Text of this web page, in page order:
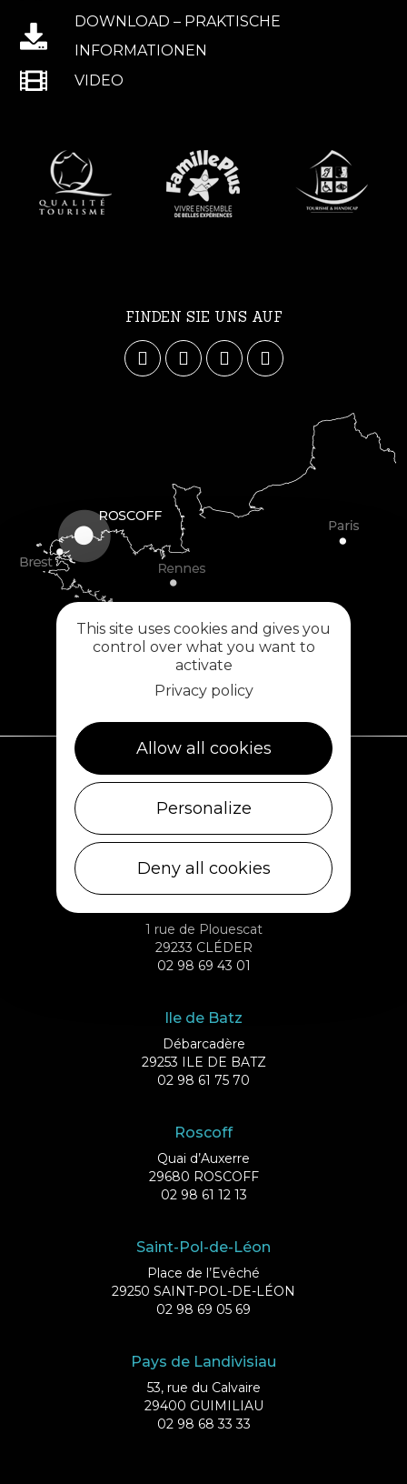
DOWNLOAD – PRAKTISCHE
INFORMATIONEN
VIDEO
FINDEN SIE UNS AUF
5, rue des Halles
29430 PLOUESCAT
1 rue de Plouescat
29233 CLÉDER
02 98 69 43 01
Ile de Batz
Débarcadère
29253 ILE DE BATZ
02 98 61 75 70
Roscoff
Quai d’Auxerre
29680 ROSCOFF
02 98 61 12 13
Saint-Pol-de-Léon
Place de l’Evêché
29250 SAINT-POL-DE-LÉON
02 98 69 05 69
Pays de Landivisiau
53, rue du Calvaire
29400 GUIMILIAU
02 98 68 33 33
This site uses cookies and gives you
control over what you want to
activate
Privacy policy
Allow all cookies
Personalize
Deny all cookies